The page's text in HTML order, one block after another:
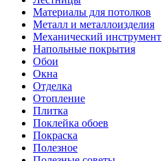
Материалы для потолков
Металл и металлоизделия
Механический инструмент
Напольные покрытия
Обои
Окна
Отделка
Отопление
Плитка
Поклейка обоев
Покраска
Полезное